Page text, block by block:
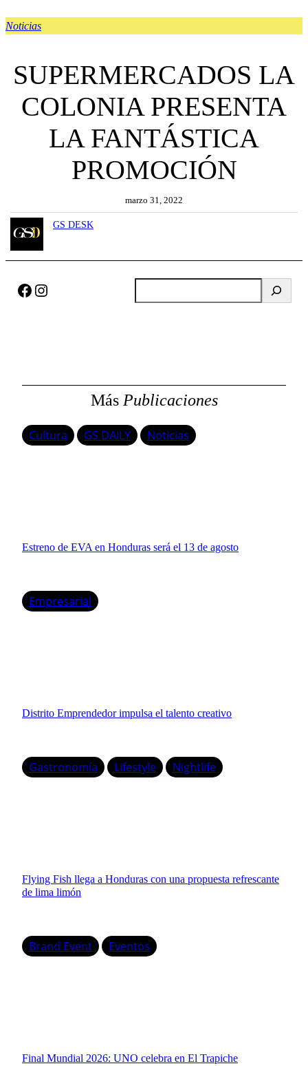
Noticias
SUPERMERCADOS LA
COLONIA PRESENTA
LA FANTÁSTICA
PROMOCIÓN
marzo 31, 2022
GS DESK
Facebook Instagram
u
MásPublicaciones
Cultura GS DAILY Noticias
Estreno de EVA en Honduras será el 13 de agosto
Empresarial
Distrito Emprendedor impulsa el talento creativo
Gastronomía Lifestyle Nightlife
Flying Fish llega a Honduras con una propuesta refrescante
de lima limón
Brand Event Eventos
Final Mundial 2026: UNO celebra en El Trapiche